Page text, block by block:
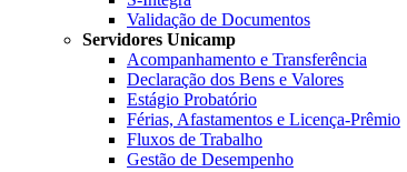
Validação de Documentos
Servidores Unicamp
Acompanhamento e Transferência
Declaração dos Bens e Valores
Estágio Probatório
Férias, Afastamentos e Licença-Prêmio
Fluxos de Trabalho
Gestão de Desempenho